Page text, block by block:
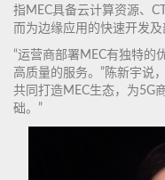
指MEC具备云计算资源、
而为边缘应用的快速开发及
“运营商部署MEC有独特的
高质量的服务。”陈新宇说
共同打造MEC生态，为5G
础。”